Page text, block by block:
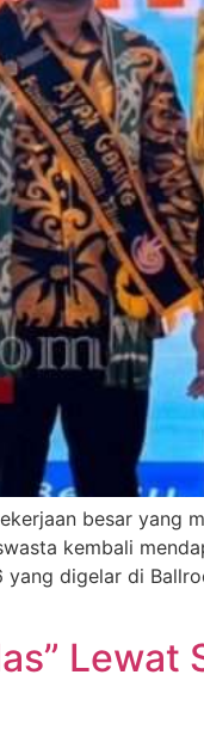
besar yang
kembali
digelar di
Lewat